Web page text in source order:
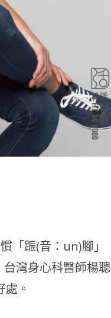
「䟴(音：un)腳」
灣身心科醫師楊聰
。